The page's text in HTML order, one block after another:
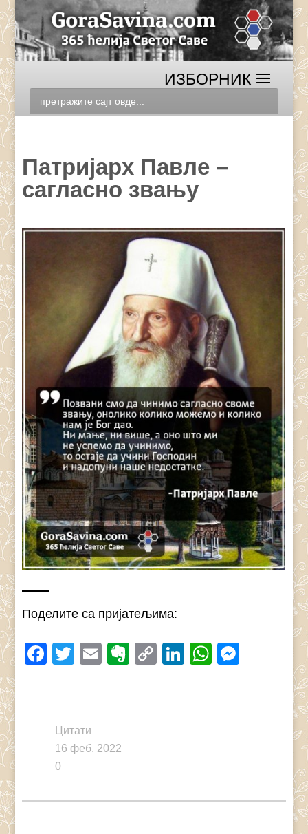
Патријарх Павле –
сагласно звању
Поделите са пријатељима:
Facebook
Twitter
EmailEvernote
CopyLinkedIn
Цитати
16 феб, 2022
0